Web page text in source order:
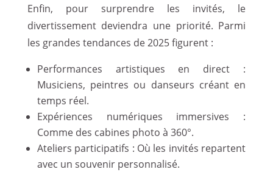
Enfin, pour surprendre les invités, le
divertissement deviendra une priorité. Parmi
les grandes tendances de 2025 figurent :
Performances artistiques en direct :
Musiciens, peintres ou danseurs créant en
temps réel.
Expériences numériques immersives :
Comme des cabines photo à 360°.
Ateliers participatifs : Où les invités repartent
avec un souvenir personnalisé.